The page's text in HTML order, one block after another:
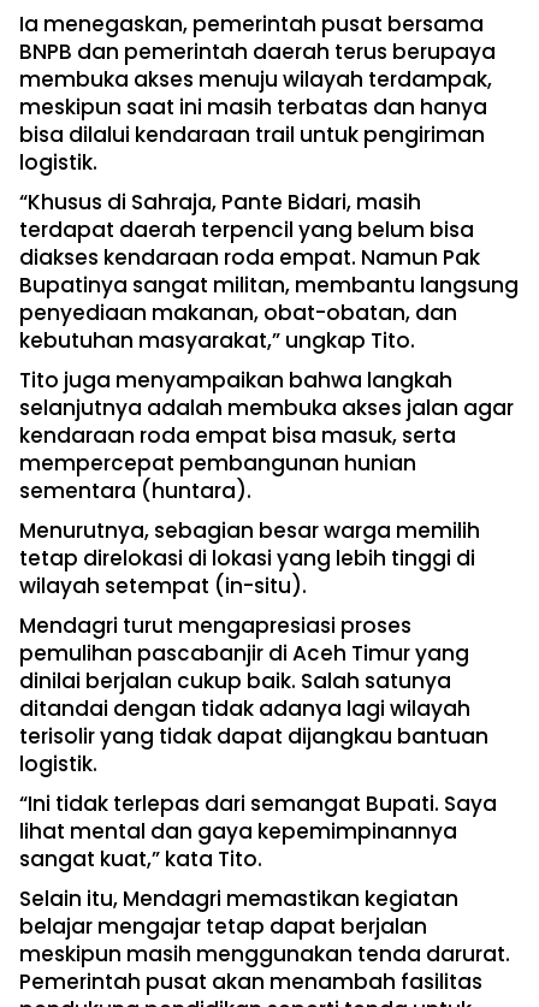
Ia menegaskan, pemerintah pusat bersama
BNPB dan pemerintah daerah terus berupaya
membuka akses menuju wilayah terdampak,
meskipun saat ini masih terbatas dan hanya
bisa dilalui kendaraan trail untuk pengiriman
logistik.
“Khusus di Sahraja, Pante Bidari, masih
terdapat daerah terpencil yang belum bisa
diakses kendaraan roda empat. Namun Pak
Bupatinya sangat militan, membantu langsung
penyediaan makanan, obat-obatan, dan
kebutuhan masyarakat,” ungkap Tito.
Tito juga menyampaikan bahwa langkah
selanjutnya adalah membuka akses jalan agar
kendaraan roda empat bisa masuk, serta
mempercepat pembangunan hunian
sementara (huntara).
Menurutnya, sebagian besar warga memilih
tetap direlokasi di lokasi yang lebih tinggi di
wilayah setempat (in-situ).
Mendagri turut mengapresiasi proses
pemulihan pascabanjir di Aceh Timur yang
dinilai berjalan cukup baik. Salah satunya
ditandai dengan tidak adanya lagi wilayah
terisolir yang tidak dapat dijangkau bantuan
logistik.
“Ini tidak terlepas dari semangat Bupati. Saya
lihat mental dan gaya kepemimpinannya
sangat kuat,” kata Tito.
Selain itu, Mendagri memastikan kegiatan
belajar mengajar tetap dapat berjalan
meskipun masih menggunakan tenda darurat.
Pemerintah pusat akan menambah fasilitas